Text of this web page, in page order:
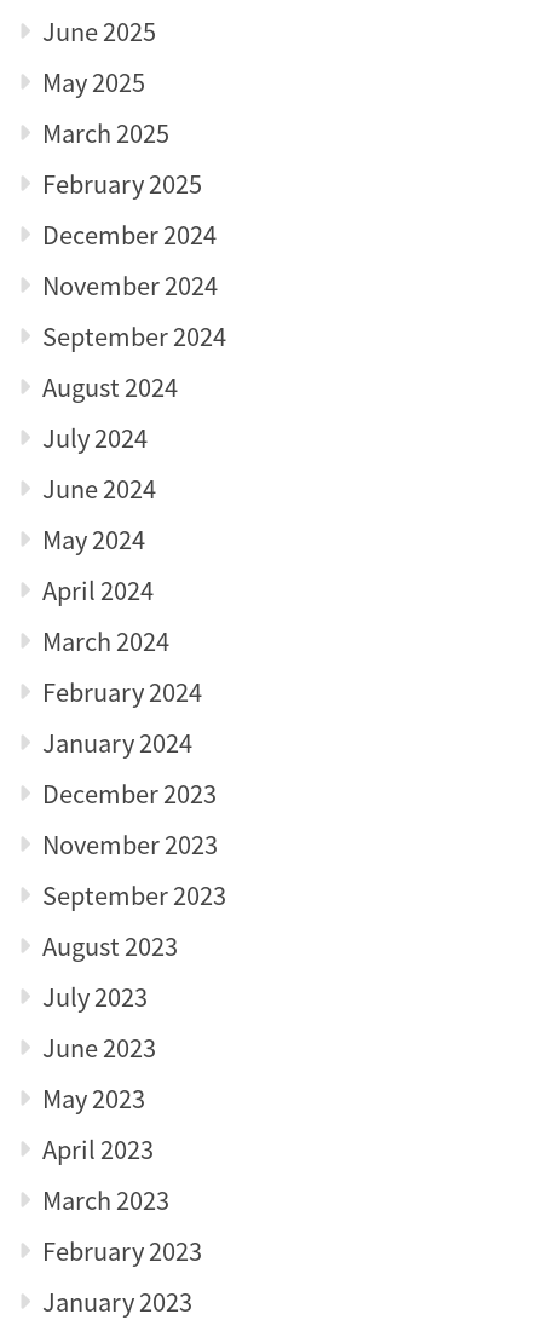
June 2025
May 2025
March 2025
February 2025
December 2024
November 2024
September 2024
August 2024
July 2024
June 2024
May 2024
April 2024
March 2024
February 2024
January 2024
December 2023
November 2023
September 2023
August 2023
July 2023
June 2023
May 2023
April 2023
March 2023
February 2023
January 2023